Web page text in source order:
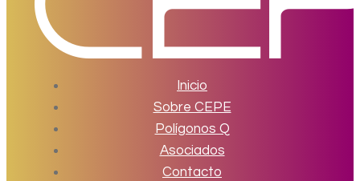
Inicio
Sobre CEPE
Polígonos Q
Asociados
Contacto